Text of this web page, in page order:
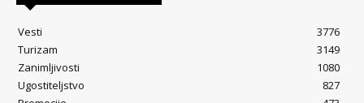
Vesti
3776
Turizam
3149
Zanimljivosti
1080
Ugostiteljstvo
827